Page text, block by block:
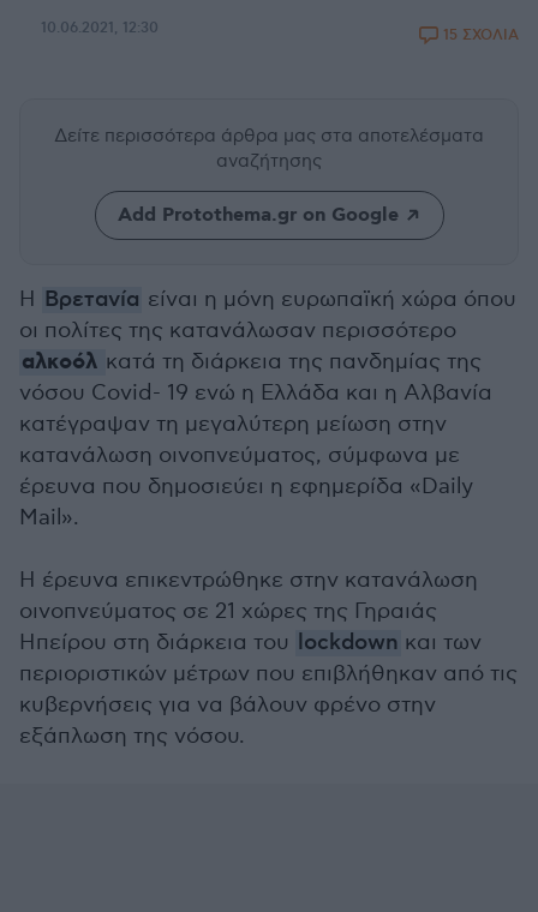
10.06.2021, 12:30 15 ΣΧΟΛΙΑ
Δείτε περισσότερα άρθρα μας στα αποτελέσματα
αναζήτησης
Add Protothema.gr on Google
Η Βρετανία είναι η μόνη ευρωπαϊκή χώρα όπου
οι πολίτες της κατανάλωσαν περισσότερο
αλκοόλ κατά τη διάρκεια της πανδημίας της
νόσου Covid- 19 ενώ η Ελλάδα και η Αλβανία
κατέγραψαν τη μεγαλύτερη μείωση στην
κατανάλωση οινοπνεύματος, σύμφωνα με
έρευνα που δημοσιεύει η εφημερίδα «Daily
Mail».
Η έρευνα επικεντρώθηκε στην κατανάλωση
οινοπνεύματος σε 21 χώρες της Γηραιάς
Ηπείρου στη διάρκεια του lockdown και των
περιοριστικών μέτρων που επιβλήθηκαν από τις
κυβερνήσεις για να βάλουν φρένο στην
εξάπλωση της νόσου.